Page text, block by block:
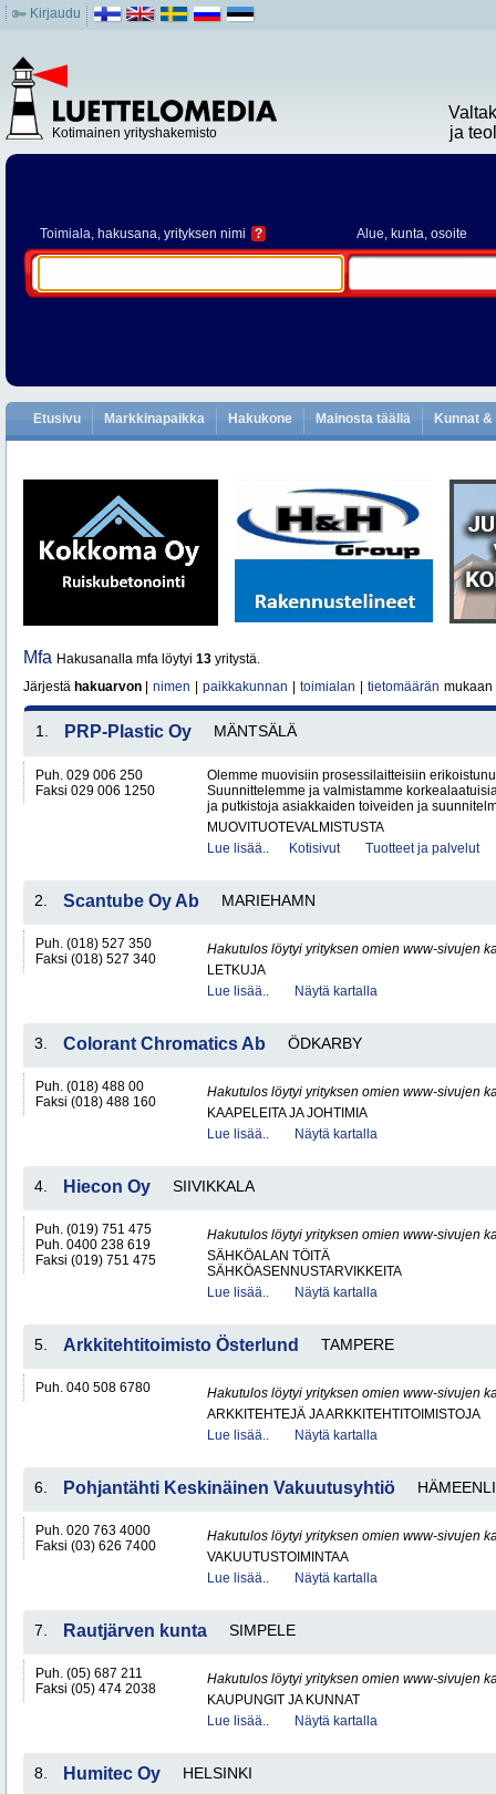
Kirjaudu
Kotimainen yrityshakemisto
ja
Toimiala, hakusana, yrityksen nimi ? Alue, kunta, osoite
Etusivu Markkinapaikka Hakukone Mainosta täällä Kunnat
Mfa Hakusanalla mfa löytyi 13 yritystä.
Järjestä hakuarvon nimen paikkakunnan toimialan tietomäärän mukaan
1. PRP-Plastic Oy MÄNTSÄLÄ
Puh. 029 006 250
Faksi 029 006 1250
Olemme muovisiin prosessilaitteisiin
Suunnittelemme ja valmistamme
ja putkistoja asiakkaiden toiveiden ja
MUOVITUOTEVALMISTUSTA
Lue lisää..
Kotisivut Tuotteet ja palvelut
2. Scantube Oy Ab MARIEHAMN
Puh. (018) 527 350
Faksi (018) 527 340
Hakutulos löytyi yrityksen omien www-sivujen
LETKUJA
Lue lisää..
Näytä kartalla
3. Colorant Chromatics Ab ÖDKARBY
Puh. (018) 488 00
Faksi (018) 488 160
Hakutulos löytyi yrityksen omien www-sivujen
KAAPELEITA JA JOHTIMIA
Lue lisää..
Näytä kartalla
4. Hiecon Oy SIIVIKKALA
Puh. (019) 751 475
Puh. 0400 238 619
Faksi (019) 751 475
Hakutulos löytyi yrityksen omien www-sivujen
SÄHKÖALAN TÖITÄ
SÄHKÖASENNUSTARVIKKEITA
Lue lisää..
Näytä kartalla
5. Arkkitehtitoimisto Österlund TAMPERE
Puh. 040 508 6780
Hakutulos löytyi yrityksen omien www-sivujen
ARKKITEHTEJÄ JA ARKKITEHTITOIMISTOJA
Lue lisää..
Näytä kartalla
6. Pohjantähti Keskinäinen Vakuutusyhtiö
Puh. 020 763 4000
Faksi (03) 626 7400
Hakutulos löytyi yrityksen omien www-sivujen
VAKUUTUSTOIMINTAA
Lue lisää..
Näytä kartalla
7. Rautjärven kunta SIMPELE
Puh. (05) 687 211
Faksi (05) 474 2038
Hakutulos löytyi yrityksen omien www-sivujen
KAUPUNGIT JA KUNNAT
Lue lisää..
Näytä kartalla
8. Humitec Oy HELSINKI